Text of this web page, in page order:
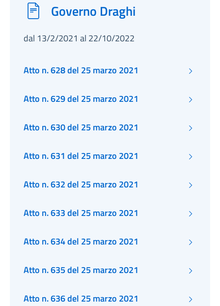
Governo Draghi
dal 13/2/2021 al 22/10/2022
Atto n. 628 del 25 marzo 2021
Atto n. 629 del 25 marzo 2021
Atto n. 630 del 25 marzo 2021
Atto n. 631 del 25 marzo 2021
Atto n. 632 del 25 marzo 2021
Atto n. 633 del 25 marzo 2021
Atto n. 634 del 25 marzo 2021
Atto n. 635 del 25 marzo 2021
Atto n. 636 del 25 marzo 2021